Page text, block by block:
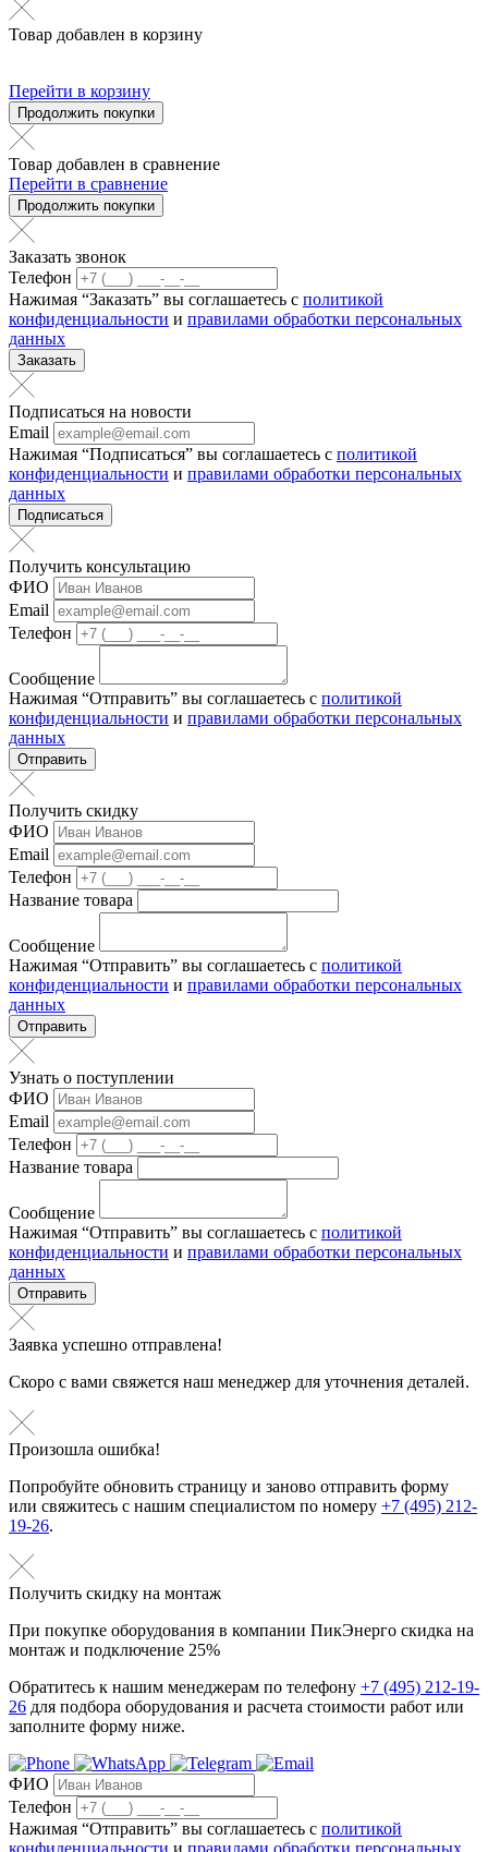
Товар добавлен в корзину
Перейти в корзину
Продолжить покупки
Товар добавлен в сравнение
Перейти в сравнение
Продолжить покупки
Заказать звонок
Телефон
Нажимая “Заказать” вы соглашаетесь с политикой
конфиденциальности и правилами обработки персональных
данных
Заказать
Подписаться на новости
Email
Нажимая “Подписаться” вы соглашаетесь с политикой
конфиденциальности и правилами обработки персональных
данных
Подписаться
Получить консультацию
ФИО
Email
Телефон
Сообщение
Нажимая “Отправить” вы соглашаетесь с политикой
конфиденциальности и правилами обработки персональных
данных
Отправить
Получить скидку
ФИО
Email
Телефон
Название товара
Сообщение
Нажимая “Отправить” вы соглашаетесь с политикой
конфиденциальности и правилами обработки персональных
данных
Отправить
Узнать о поступлении
ФИО
Email
Телефон
Название товара
Сообщение
Нажимая “Отправить” вы соглашаетесь с политикой
конфиденциальности и правилами обработки персональных
данных
Отправить
Заявка успешно отправлена!
Скоро с вами свяжется наш менеджер для уточнения деталей.
Произошла ошибка!
Попробуйте обновить страницу и заново отправить форму
или свяжитесь с нашим специалистом по номеру +7 (495) 212-
19-26.
Получить скидку на монтаж
При покупке оборудования в компании ПикЭнерго скидка на
монтаж и подключение 25%
Обратитесь к нашим менеджерам по телефону +7 (495) 212-19-
26 для подбора оборудования и расчета стоимости работ или
заполните форму ниже.
ФИО
Телефон
Нажимая “Отправить” вы соглашаетесь с политикой
конфиденциальности и правилами обработки персональных